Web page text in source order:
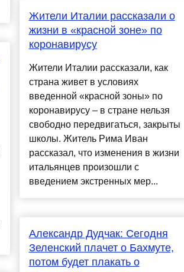
Жители Италии рассказали о
жизни в «красной зоне» по
коронавирусу
Жители Италии рассказали, как
страна живет в условиях
введенной «красной зоны» по
коронавирусу – в стране нельзя
свободно передвигаться, закрыты
школы. Житель Рима Иван
рассказал, что изменения в жизни
итальянцев произошли с
введением экстренных мер...
Александр Дудчак: Сегодня
Зеленский плачет о Бахмуте,
потом будет плакать о